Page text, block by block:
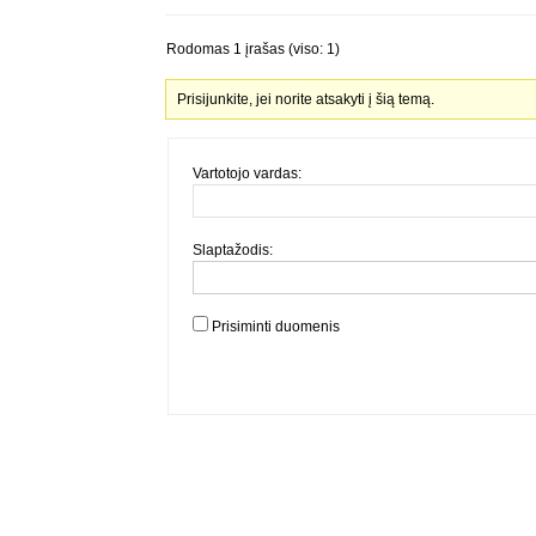
Rodomas 1 įrašas (viso: 1)
Prisijunkite, jei norite atsakyti į šią temą.
Vartotojo vardas:
Slaptažodis:
Prisiminti duomenis